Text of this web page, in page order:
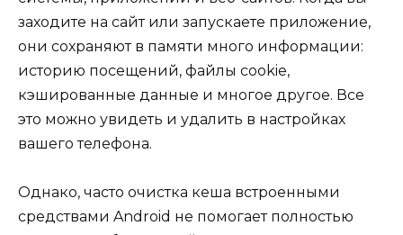
заходите на сайт или запускаете приложение,
они сохраняют в памяти много информации:
историю посещений, файлы cookie,
кэшированные данные и многое другое. Все
это можно увидеть и удалить в настройках
вашего телефона.
Однако, часто очистка кеша встроенными
средствами Android не помогает полностью